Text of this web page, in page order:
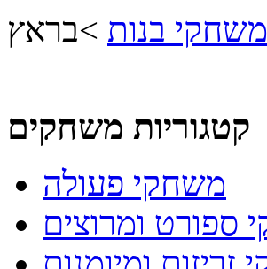
משחקי בנות >בראץ
קטגוריות משחקים
משחקי פעולה
ספורט ומרוצים